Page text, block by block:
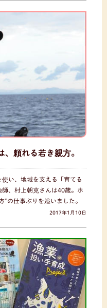
、頼れる若き親方。
い、地域を支える「育てる
、村上朝克さんは40歳。ホ
”の仕事ぶりを追いました。
2017年1月10日